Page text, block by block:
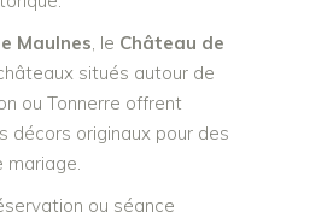
Maulnes, le Château de
situés autour de
ou Tonnerre offrent
décors originaux pour des
mariage.
ou séance